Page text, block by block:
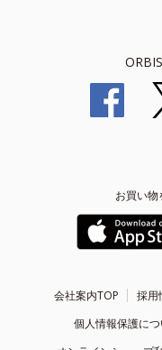
お買い物
会社案内TOP 採用
個人情報保護に